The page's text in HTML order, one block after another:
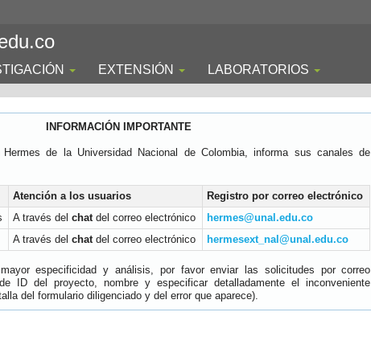
EXTENSIÓN LABORATORIOS
INFORMACIÓN IMPORTANTE
de la Universidad Nacional de Colombia, informa sus canales de
Atención a los usuarios
Registro por correo electrónico
A través del chatdel correo electrónico
hermes@unal.edu.co
A través del chatdel correo electrónico hermesext_nal@unal.edu.co
especificidad y análisis, por favor enviar las solicitudes por correo
ID del proyecto, nombre y especificar detalladamente el inconveniente
del formulario diligenciado y del error que aparece).